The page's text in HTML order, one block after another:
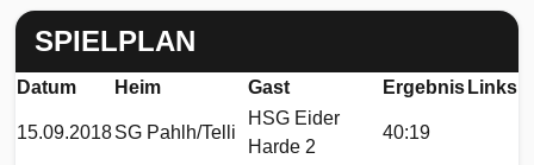
SPIELPLAN
Datum Heim Gast Ergebnis Links
15.09.2018SG Pahlh/Telli
HSG Eider
Harde 2
40:19